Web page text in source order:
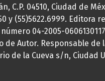
C.P. 04510, Ciudad de
y (55)5622.6999. Editora
04-2005-
de Autor. Responsable de
de la Cueva s/n, Ciudad